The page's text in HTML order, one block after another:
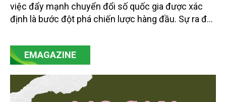
việc đẩy mạnh chuyển đổi số quốc gia được xác
định là bước đột phá chiến lược hàng đầu. Sự ra đời
mạnh mẽ, thúc đẩy quá trình cải cách toàn diện,
minh bạch hóa chuỗi cung ứng và nâng cao hiệu
then chốt là nông nghiệp và môi trường.
EMAGAZINE